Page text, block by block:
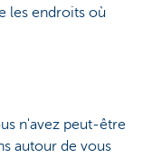
les endroits où
n'avez peut-être
autour de vous